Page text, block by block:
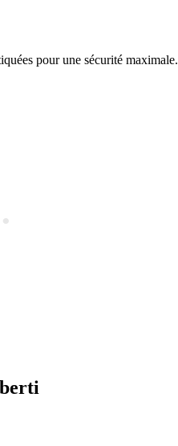
pour une sécurité maximale.